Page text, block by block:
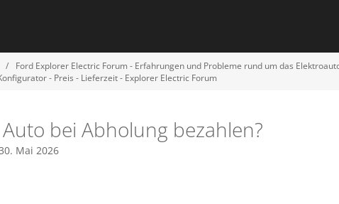
Ford Explorer Electric Forum - Erfahrungen und Probleme rund um das
- Preis - Lieferzeit - Explorer Electric Forum
bei Abholung bezahlen?
Mai 2026